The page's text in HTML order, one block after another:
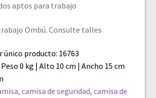
aptos para trabajo
Ombú. Consulte talles
producto: 16763
0 kg | Alto 10 cm | Ancho 15 cm
,camisa de seguridad,camisa de